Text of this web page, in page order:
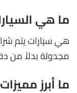
ما هي
هي سيارات يتم
مجدولة بدلاً من
ما أبرز